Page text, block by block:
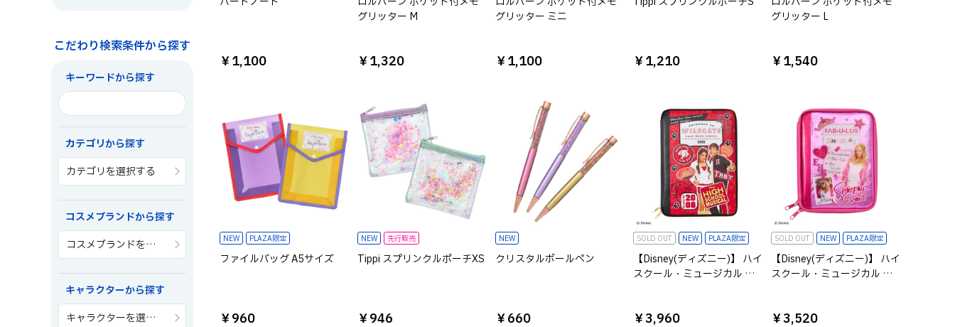
こだわり検索条件から探す
キーワードから探す
カテゴリから探す
カテゴリを選択する
コスメブランドから探す
コスメブランドを選択する
キャラクターから探す
キャラクターを選択する
￥1,100
グリッター M
￥1,320
グリッター ミニ
￥1,100 ￥1,210
グリッター L
￥1,540
NEW PLAZA限定
ファイルバッグ A5サイズ
￥960
NEW 先行販売
Tippi スプリンクルポーチXS
￥946
NEW
クリスタルボールペン
￥660
SOLD OUT NEW PLAZA限定
【Disney(ディズニー)】 ハイ
スクール・ミュージカル ガ
￥3,960
SOLD OUT NEW PLAZA限定
【Disney(ディズニー)】 ハイ
スクール・ミュージカル ガ
￥3,520